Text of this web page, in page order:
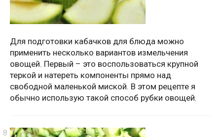
Для подготовки кабачков для блюда можно
применить несколько вариантов измельчения
овощей. Первый – это воспользоваться крупной
теркой и натереть компоненты прямо над
свободной маленькой миской. В этом рецепте я
обычно использую такой способ рубки овощей.